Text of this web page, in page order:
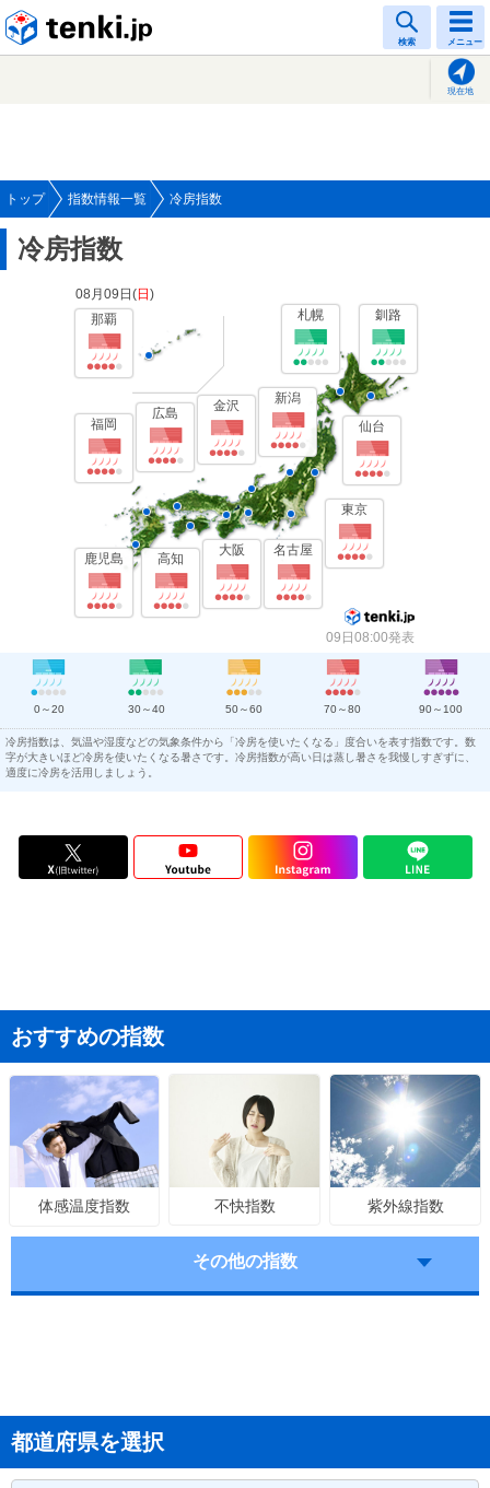
検索 メニュー
現在地
トップ 指数情報一覧 冷房指数
冷房指数
08月09日(日 )
札幌
釧路
仙台
新潟
東京
金沢
名古屋
大阪
高知
広島
福岡
鹿児島
那覇
09日08:00発表
0～20 30～40 50～60 70～80 90～100
冷房指数は、気温や湿度などの気象条件から「冷房を使いたくなる」度合いを表す指数です。数
字が大きいほど冷房を使いたくなる暑さです。冷房指数が高い日は蒸し暑さを我慢しすぎずに、
適度に冷房を活用しましょう。
おすすめの指数
体感温度指数 不快指数 紫外線指数
その他の指数
都道府県を選択